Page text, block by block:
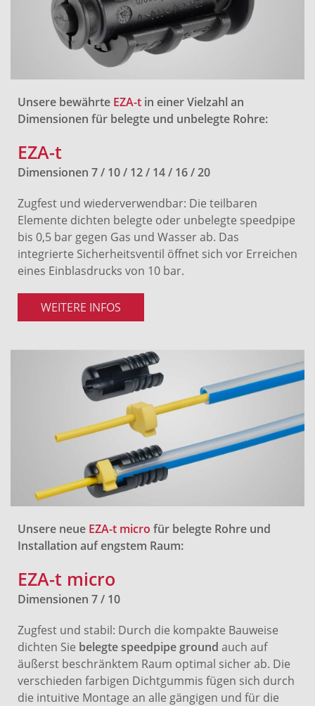
Unsere bewährte EZA-t in einer Vielzahl an
Dimensionen für belegte und unbelegte Rohre:
EZA-t
Dimensionen 7 / 10 / 12 / 14 / 16 / 20
Zugfest und wiederverwendbar: Die teilbaren
Elemente dichten belegte oder unbelegte speedpipe
bis 0,5 bar gegen Gas und Wasser ab. Das
integrierte Sicherheitsventil öffnet sich vor Erreichen
eines Einblasdrucks von 10 bar.
WEITERE INFOS
Unsere neue EZA-t micro für belegte Rohre und
Installation auf engstem Raum:
EZA-t micro
Dimensionen 7 / 10
Zugfest und stabil: Durch die kompakte Bauweise
dichten Sie belegte speedpipe ground auch auf
äußerst beschränktem Raum optimal sicher ab. Die
verschieden farbigen Dichtgummis fügen sich durch
die intuitive Montage an alle gängigen und für die